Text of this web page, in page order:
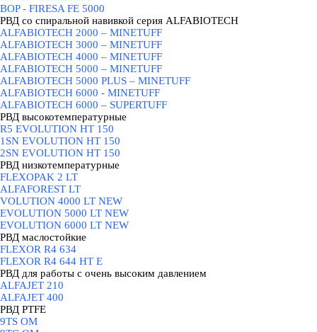
BOP - FIRESA FE 5000
РВД со спиральной навивкой серия ALFABIOTECH
ALFABIOTECH 2000 – MINETUFF
ALFABIOTECH 3000 – MINETUFF
ALFABIOTECH 4000 – MINETUFF
ALFABIOTECH 5000 – MINETUFF
ALFABIOTECH 5000 PLUS – MINETUFF
ALFABIOTECH 6000 - MINETUFF
ALFABIOTECH 6000 – SUPERTUFF
РВД высокотемпературные
R5 EVOLUTION HT 150
1SN EVOLUTION HT 150
2SN EVOLUTION HT 150
РВД низкотемпературные
FLEXOPAK 2 LT
ALFAFOREST LT
VOLUTION 4000 LT NEW
EVOLUTION 5000 LT NEW
EVOLUTION 6000 LT NEW
РВД маслостойкие
FLEXOR R4 634
FLEXOR R4 644 HT E
РВД для работы с очень высоким давлением
ALFAJET 210
ALFAJET 400
РВД PTFE
9TS OM